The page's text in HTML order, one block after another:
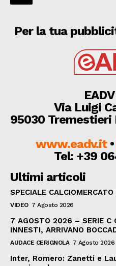
Per la tua
Via Luigi
95030
www.eadv.it•
Tel: +39
Ultimi articoli
SPECIALE
VIDEO 7 Agosto 2026
7 AGOSTO 2026 – SERIE C
INNESTI, ARRIVANO
AUDACE CERIGNOLA 7 Agosto 2026
Inter, Romero: Zanetti e